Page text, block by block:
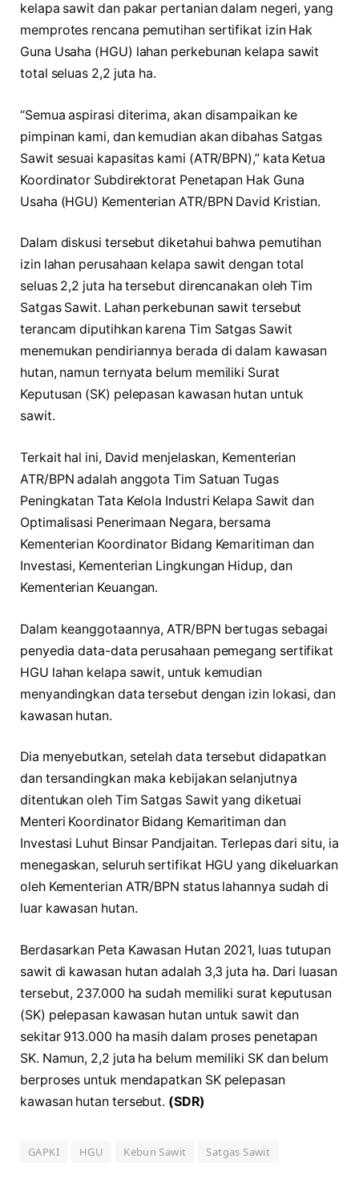
kelapa sawit dan pakar pertanian dalam negeri, yang
memprotes rencana pemutihan sertifikat izin Hak
Guna Usaha (HGU) lahan perkebunan kelapa sawit
total seluas 2,2 juta ha.
“Semua aspirasi diterima, akan disampaikan ke
pimpinan kami, dan kemudian akan dibahas Satgas
Sawit sesuai kapasitas kami (ATR/BPN),” kata Ketua
Koordinator Subdirektorat Penetapan Hak Guna
Usaha (HGU) Kementerian ATR/BPN David Kristian.
Dalam diskusi tersebut diketahui bahwa pemutihan
izin lahan perusahaan kelapa sawit dengan total
seluas 2,2 juta ha tersebut direncanakan oleh Tim
Satgas Sawit. Lahan perkebunan sawit tersebut
terancam diputihkan karena Tim Satgas Sawit
menemukan pendiriannya berada di dalam kawasan
hutan, namun ternyata belum memiliki Surat
Keputusan (SK) pelepasan kawasan hutan untuk
sawit.
Terkait hal ini, David menjelaskan, Kementerian
ATR/BPN adalah anggota Tim Satuan Tugas
Peningkatan Tata Kelola Industri Kelapa Sawit dan
Optimalisasi Penerimaan Negara, bersama
Kementerian Koordinator Bidang Kemaritiman dan
Investasi, Kementerian Lingkungan Hidup, dan
Kementerian Keuangan.
Dalam keanggotaannya, ATR/BPN bertugas sebagai
penyedia data-data perusahaan pemegang sertifikat
HGU lahan kelapa sawit, untuk kemudian
menyandingkan data tersebut dengan izin lokasi, dan
kawasan hutan.
Dia menyebutkan, setelah data tersebut didapatkan
dan tersandingkan maka kebijakan selanjutnya
ditentukan oleh Tim Satgas Sawit yang diketuai
Menteri Koordinator Bidang Kemaritiman dan
Investasi Luhut Binsar Pandjaitan. Terlepas dari situ, ia
menegaskan, seluruh sertifikat HGU yang dikeluarkan
oleh Kementerian ATR/BPN status lahannya sudah di
luar kawasan hutan.
Berdasarkan Peta Kawasan Hutan 2021, luas tutupan
sawit di kawasan hutan adalah 3,3 juta ha. Dari luasan
tersebut, 237.000 ha sudah memiliki surat keputusan
(SK) pelepasan kawasan hutan untuk sawit dan
sekitar 913.000 ha masih dalam proses penetapan
SK. Namun, 2,2 juta ha belum memiliki SK dan belum
berproses untuk mendapatkan SK pelepasan
kawasan hutan tersebut. (SDR)
GAPKI HGU Kebun Sawit Satgas Sawit